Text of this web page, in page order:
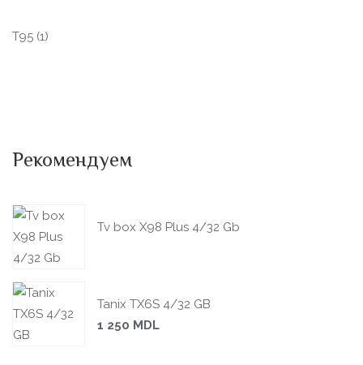
T95 (1)
Рекомендуем
Tv box X98 Plus 4/32 Gb
Tanix TX6S 4/32 GB
1 250 MDL